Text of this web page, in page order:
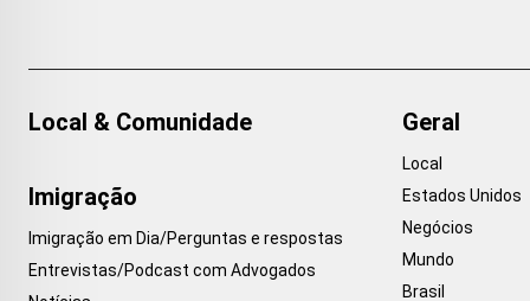
Local & Comunidade
Imigração
Imigração em Dia/Perguntas e respostas
Entrevistas/Podcast com Advogados
Geral
Local
Estados Unidos
Negócios
Mundo
Brasil